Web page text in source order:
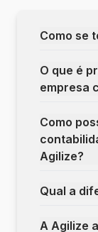
Como se
O que é
empresa
Como
Agilize?
Qual a
A Agilize